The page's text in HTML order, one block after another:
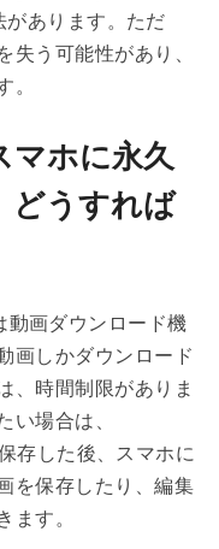
があります。ただ
失う可能性があり、
。
マホに永久
どうすれば
画ダウンロード機
画しかダウンロード
、時間制限がありま
い場合は、
存した後、スマホに
を保存したり、編集
ます。